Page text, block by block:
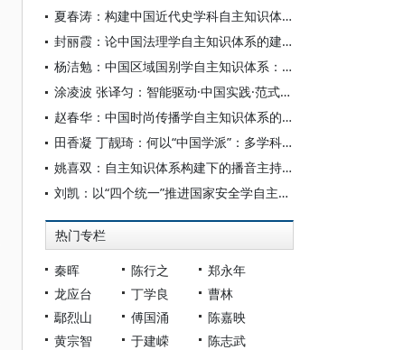
夏春涛：构建中国近代史学科自主知识体系刍议
封丽霞：论中国法理学自主知识体系的建构
杨洁勉：中国区域国别学自主知识体系：本原、借鉴和建构
涂凌波 张译匀：智能驱动·中国实践·范式创新：“构建中国新闻传播学自主知识体系”专题研讨会综述
赵春华：中国时尚传播学自主知识体系的内在逻辑与实践路径
田香凝 丁靓琦：何以“中国学派”：多学科视野下中国特色新闻传播学建设的研究
姚喜双：自主知识体系构建下的播音主持高等专业教育研究
刘凯：以“四个统一”推进国家安全学自主知识体系构建
热门专栏
秦晖 陈行之
郑永年
龙应台
丁学良
曹林
鄢烈山
傅国涌
陈嘉映
黄宗智
于建嵘
陈志武